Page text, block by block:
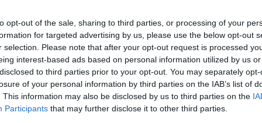
opt-out of the sale, sharing to third parties, or processing of your
for targeted advertising by us, please use the below opt-out
selection. Please note that after your opt-out request is processed
interest-based ads based on personal information utilized by us
to third parties prior to your opt-out. You may separately
of your personal information by third parties on the IAB’s list of
This information may also be disclosed by us to third parties on the
Participants that may further disclose it to other third parties.
yra tankus ir molingas, pelenai yra idealus
kaip dirvos purentojas, ypač sumaišius su upės
5–6 valgomuosius šaukštus pelenų ir saują smėlio.